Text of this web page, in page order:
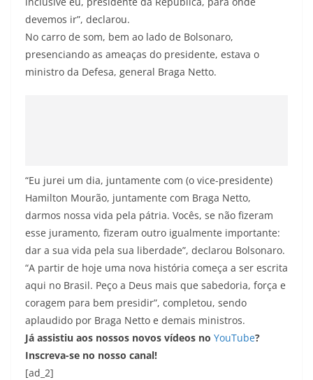
devemos ir”, declarou.
No carro de som, bem ao lado de Bolsonaro,
presenciando as ameaças do presidente, estava o
ministro da Defesa, general Braga Netto.
“Eu jurei um dia, juntamente com (o vice-presidente)
Hamilton Mourão, juntamente com Braga Netto,
darmos nossa vida pela pátria. Vocês, se não fizeram
esse juramento, fizeram outro igualmente importante:
dar a sua vida pela sua liberdade”, declarou Bolsonaro.
“A partir de hoje uma nova história começa a ser escrita
aqui no Brasil. Peço a Deus mais que sabedoria, força e
coragem para bem presidir”, completou, sendo
aplaudido por Braga Netto e demais ministros.
Já assistiu aos nossos novos vídeos no YouTube?
Inscreva-se no nosso canal!
[ad_2]